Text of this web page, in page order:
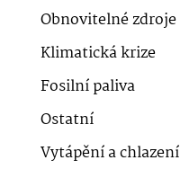
Obnovitelné zdroje
Klimatická krize
Fosilní paliva
Ostatní
Vytápění a chlazení